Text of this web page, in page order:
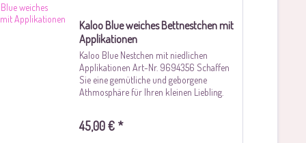
Kaloo Blue weiches Bettnestchen mit
Applikationen
Kaloo Blue Nestchen mit niedlichen
Applikationen Art-Nr. 9694356 Schaffen
Sie eine gemütliche und geborgene
Athmosphäre für Ihren kleinen Liebling.
Autoapplikationen...
45,00 € *